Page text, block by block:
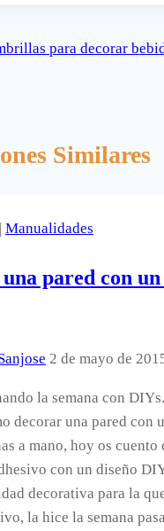
para decorar
Similares
| Manualidades
pared con
2 de mayo de
la semana con
decorar una pared con
a mano, hoy os cuento
con un diseño
decorativa para la
la hice la semana